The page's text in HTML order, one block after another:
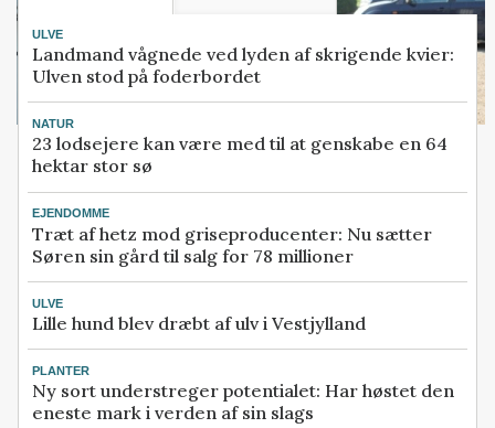
ULVE
Landmand vågnede ved lyden af skrigende kvier:
Ulven stod på foderbordet
NATUR
23 lodsejere kan være med til at genskabe en 64
hektar stor sø
EJENDOMME
Træt af hetz mod griseproducenter: Nu sætter
Søren sin gård til salg for 78 millioner
ULVE
Lille hund blev dræbt af ulv i Vestjylland
PLANTER
Ny sort understreger potentialet: Har høstet den
eneste mark i verden af sin slags